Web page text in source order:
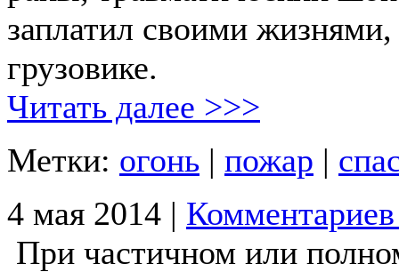
заплатил своими
грузовике.
Читать далее >>>
Метки: огонь | пожар |
4 мая 2014 |
При частичном или